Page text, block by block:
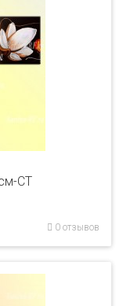
CT
0 отзывов